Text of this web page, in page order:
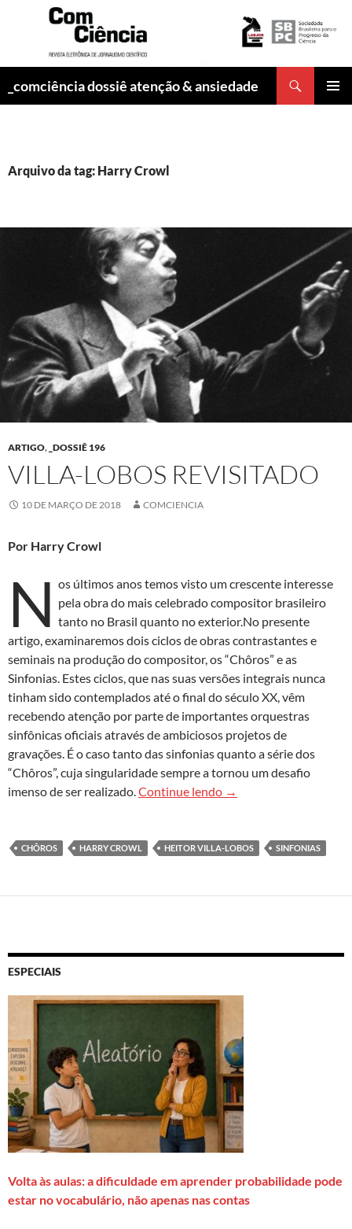
_comciência dossiê atenção & ansiedade
Arquivo da tag: Harry Crowl
ARTIGO, _DOSSIÊ 196
VILLA-LOBOS REVISITADO
10 DE MARÇO DE 2018 COMCIENCIA
Por Harry Crowl
N os últimos anos temos visto um crescente interesse
pela obra do mais celebrado compositor brasileiro
tanto no Brasil quanto no exterior.No presente
artigo, examinaremos dois ciclos de obras contrastantes e
seminais na produção do compositor, os “Chôros” e as
Sinfonias. Estes ciclos, que nas suas versões integrais nunca
tinham sido contemplados até o final do século XX, vêm
recebendo atenção por parte de importantes orquestras
sinfônicas oficiais através de ambiciosos projetos de
gravações. É o caso tanto das sinfonias quanto a série dos
“Chôros”, cuja singularidade sempre a tornou um desafio
imenso de ser realizado.Continue lendo Villa-Lobos revisitado
→
CHÔROS HARRY CROWL HEITOR VILLA-LOBOS SINFONIAS
ESPECIAIS
Volta às aulas: a dificuldade em aprender probabilidade pode
estar no vocabulário, não apenas nas contas